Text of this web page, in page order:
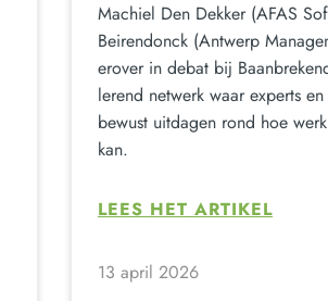
Machiel Den Dekker (AFAS
Beirendonck (Antwerp
erover in debat bij
lerend netwerk waar experts
bewust uitdagen rond hoe
kan.
LEES HET ARTIKEL
13 april 2026